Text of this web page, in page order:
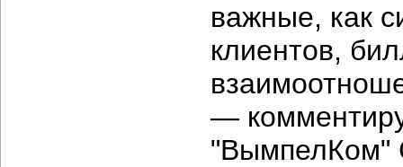
важные, как
клиентов,
—
"ВымпелКом"